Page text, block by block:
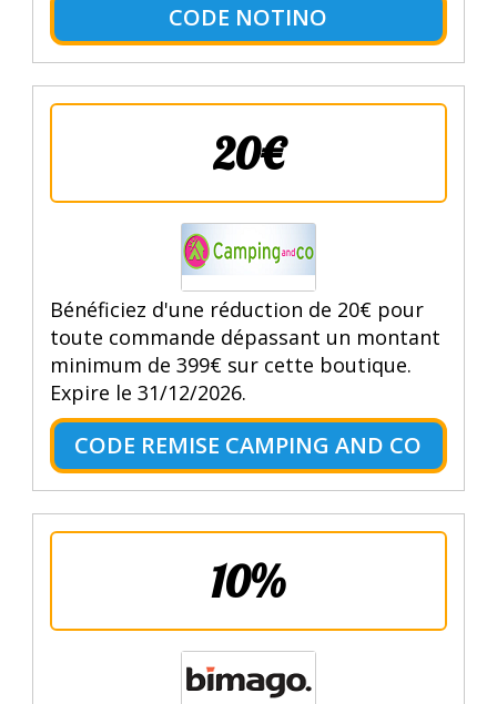
CODE NOTINO
20€
Bénéficiez d'une réduction de 20€ pour
toute commande dépassant un montant
minimum de 399€ sur cette boutique.
Expire le 31/12/2026.
CODE REMISE CAMPING AND CO
10%